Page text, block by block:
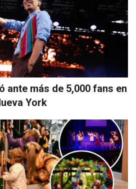
ante más de 5,000 fans en
York